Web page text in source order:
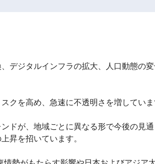
デジタルインフラの拡大、人口動態の
を高め、急速に不透明さを増していま
ドが、地域ごとに異なる形で今後の見
昇を招いています。